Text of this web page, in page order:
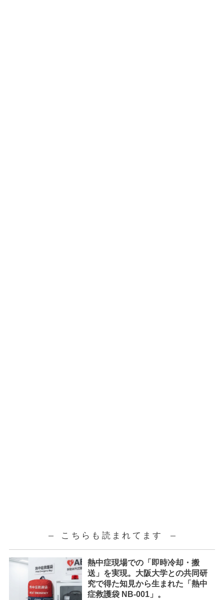
こちらも読まれてます
熱中症現場での「即時冷却・搬
送」を実現。大阪大学との共同研
究で得た知見から生まれた「熱中
症救護袋 NB-001」。